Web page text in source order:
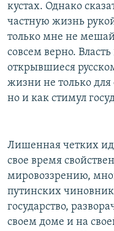
кустах. Однако
частную жизнь
только мне не
совсем верно. Власть
открывшиеся
жизни не только для
но и как стимул
Лишенная четких
свое время
мировоззрению,
путинских
государство,
своем доме и на